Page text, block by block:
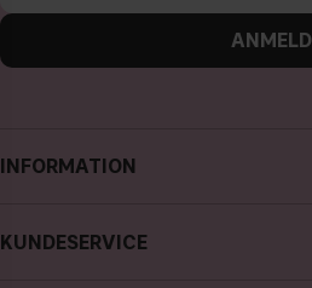
INFORMATION
Karriere
KUNDESERVICE
ANMELD